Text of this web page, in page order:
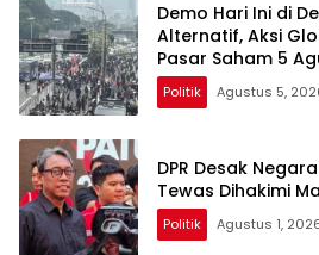
Demo Hari Ini di
Alternatif, Aksi
Pasar Saham 5
Politik Agustus 5,
DPR Desak
Tewas Dihakimi
Politik Agustus 1,